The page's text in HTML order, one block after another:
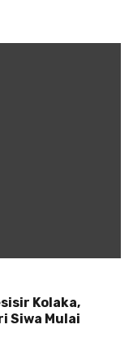
Kolaka,
Siwa Mulai